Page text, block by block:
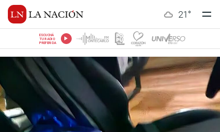
21 °
ESCUCHÁ
TU RADIO
PREFERIDA